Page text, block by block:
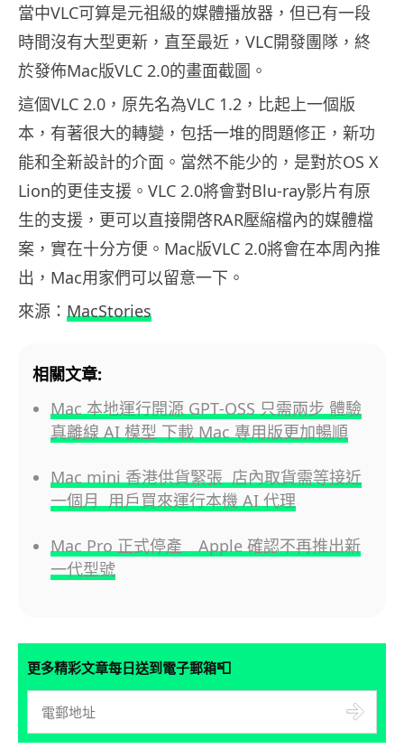
當中VLC可算是元祖級的媒體播放器，但已有一段
時間沒有大型更新，直至最近，VLC開發團隊，終
於發佈Mac版VLC 2.0的畫面截圖。
這個VLC 2.0，原先名為VLC 1.2，比起上一個版
本，有著很大的轉變，包括一堆的問題修正，新功
能和全新設計的介面。當然不能少的，是對於OS X
Lion的更佳支援。VLC 2.0將會對Blu-ray影片有原
生的支援，更可以直接開啓RAR壓縮檔內的媒體檔
案，實在十分方便。Mac版VLC 2.0將會在本周內推
出，Mac用家們可以留意一下。
來源： MacStories
相關文章:
Mac 本地運行開源 GPT‑OSS 只需兩步 體驗
真離線 AI 模型 下載 Mac 專用版更加暢順
Mac mini 香港供貨緊張 店內取貨需等接近
一個月 用戶買來運行本機 AI 代理
Mac Pro 正式停產 Apple 確認不再推出新
一代型號
更多精彩文章每日送到電子郵箱📮